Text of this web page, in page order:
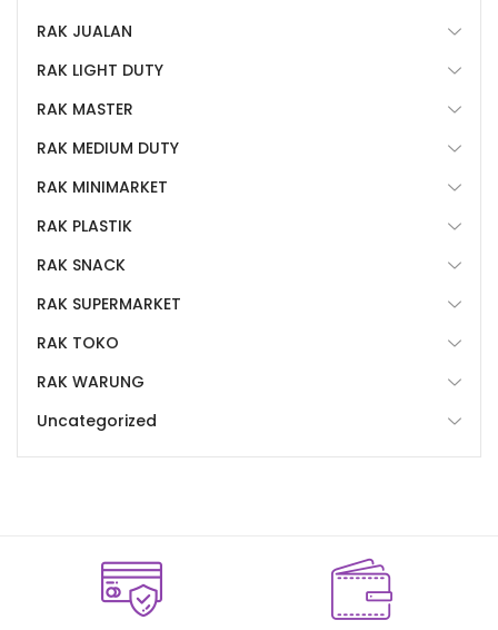
RAK JUALAN
RAK LIGHT DUTY
RAK MASTER
RAK MEDIUM DUTY
RAK MINIMARKET
RAK PLASTIK
RAK SNACK
RAK SUPERMARKET
RAK TOKO
RAK WARUNG
Uncategorized